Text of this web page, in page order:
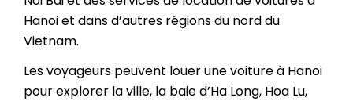
Hanoi et dans d’autres régions du nord du
Vietnam.
Les voyageurs peuvent louer une voiture à Hanoi
pour explorer la ville, la baie d’Ha Long, Hoa Lu,